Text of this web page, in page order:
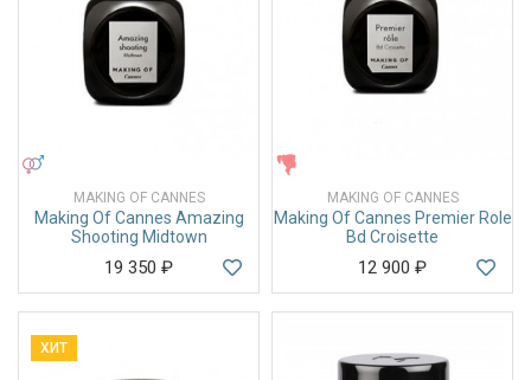
MAKING OF CANNES
Making Of Cannes Amazing
Shooting Midtown
19 350 ₽
MAKING OF CANNES
Making Of Cannes Premier Role
Bd Croisette
12 900 ₽
ХИТ